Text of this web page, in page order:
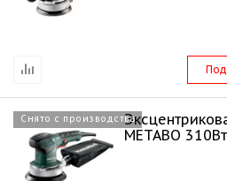
Снято с производства
METABO